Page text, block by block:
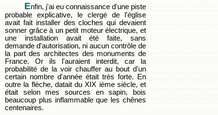
Enfin, j'ai eu connaissance d'une piste
probable explicative, le clergé de l'église
avait fait installer des cloches qui devaient
sonner grâce à un petit moteur électrique, et
une installation avait été faite, sans
demande d'autorisation, ni aucun contrôle de
la part des architectes des monuments de
France. Or ils l'auraient interdit, car la
probabilité de la voir chauffer au bout d'un
certain nombre d'année était très forte. En
outre la flèche, datait du XIX ième siècle, et
était selon mes sources en sapin, bois
beaucoup plus inflammable que les chênes
centenaires.